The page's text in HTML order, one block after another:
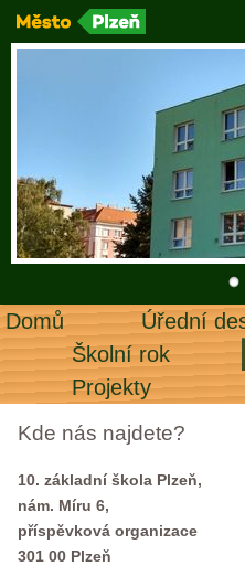
Domů Úřední
Školní rok
Projekty
Kde nás najdete?
10. základní škola Plzeň,
nám. Míru 6,
příspěvková organizace
301 00 Plzeň